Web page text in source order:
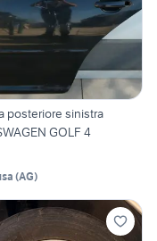
posteriore sinistra
GOLF 4
(AG)